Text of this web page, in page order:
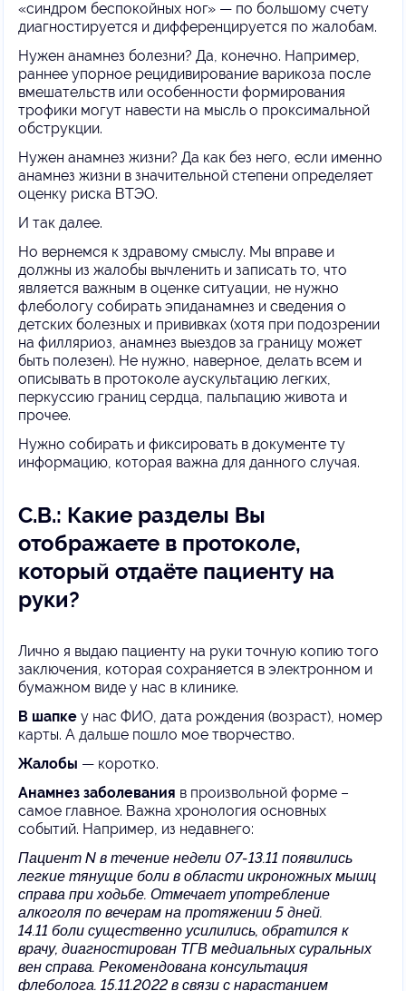
«синдром беспокойных ног» — по большому счету
диагностируется и дифференцируется по жалобам.
Нужен анамнез болезни? Да, конечно. Например,
раннее упорное рецидивирование варикоза после
вмешательств или особенности формирования
трофики могут навести на мысль о проксимальной
обструкции.
Нужен анамнез жизни? Да как без него, если именно
анамнез жизни в значительной степени определяет
оценку риска ВТЭО.
И так далее.
Но вернемся к здравому смыслу. Мы вправе и
должны из жалобы вычленить и записать то, что
является важным в оценке ситуации, не нужно
флебологу собирать эпиданамнез и сведения о
детских болезных и прививках (хотя при подозрении
на филляриоз, анамнез выездов за границу может
быть полезен). Не нужно, наверное, делать всем и
описывать в протоколе аускультацию легких,
перкуссию границ сердца, пальпацию живота и
прочее.
Нужно собирать и фиксировать в документе ту
информацию, которая важна для данного случая.
С.В.: Какие разделы Вы
отображаете в протоколе,
который отдаёте пациенту на
руки?
Лично я выдаю пациенту на руки точную копию того
заключения, которая сохраняется в электронном и
бумажном виде у нас в клинике.
В шапке у нас ФИО, дата рождения (возраст), номер
карты. А дальше пошло мое творчество.
Жалобы — коротко.
Анамнез заболевания в произвольной форме –
самое главное. Важна хронология основных
событий. Например, из недавнего:
Пациент N в течение недели 07-13.11 появились
легкие тянущие боли в области икроножных мышц
справа при ходьбе. Отмечает употребление
алкоголя по вечерам на протяжении 5 дней.
14.11 боли существенно усилились, обратился к
врачу, диагностирован ТГВ медиальных суральных
вен справа. Рекомендована консультация
флеболога. 15.11.2022 в связи с нарастанием